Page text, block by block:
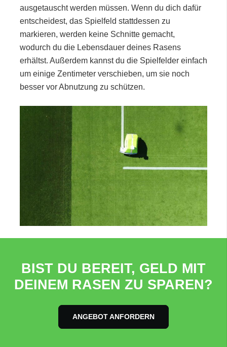
ausgetauscht werden müssen. Wenn du dich dafür
entscheidest, das Spielfeld stattdessen zu
markieren, werden keine Schnitte gemacht,
wodurch du die Lebensdauer deines Rasens
erhältst. Außerdem kannst du die Spielfelder einfach
um einige Zentimeter verschieben, um sie noch
besser vor Abnutzung zu schützen.
BIST DU BEREIT, GELD MIT
DEINEM RASEN ZU SPAREN?
ANGEBOT ANFORDERN